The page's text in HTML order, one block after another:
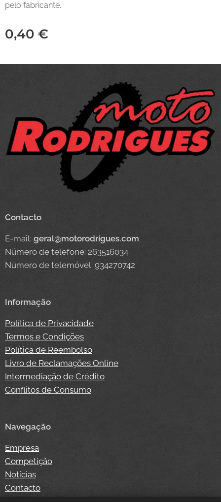
pelo fabricante.
0,40 €
Contacto
E-mail: geral@motorodrigues.com
Número de telefone: 263516034
Número de telemóvel: 934270742
Informação
Política de Privacidade
Termos e Condições
Política de Reembolso
Livro de Reclamações Online
Intermediação de Crédito
Conflitos de Consumo
Navegação
Empresa
Competição
Notícias
Contacto